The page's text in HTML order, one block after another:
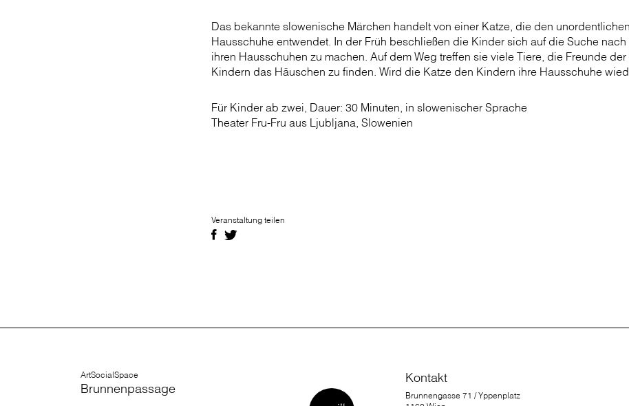
Das bekannte slowenische Märchen handelt von einer Katze, die den
Hausschuhe entwendet. In der Früh beschließen die Kinder sich auf die Suche
ihren Hausschuhen zu machen. Auf dem Weg treffen sie viele Tiere, die Freunde
Kindern das Häuschen zu finden. Wird die Katze den Kindern ihre Hausschuhe
Für Kinder ab zwei, Dauer: 30 Minuten, in slowenischer Sprache
Theater Fru-Fru aus Ljubljana, Slowenien
Veranstaltung teilen
ArtSocialSpace
Brunnenpassage
Kontakt
Brunnengasse 71 / Yppenplatz